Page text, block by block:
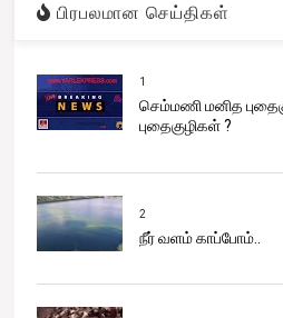
பிரபலமான செய்திகள்
1
செம்மணி மனித
புதைகுழிகள் ?
2
நீர் வளம் காப்போம்..